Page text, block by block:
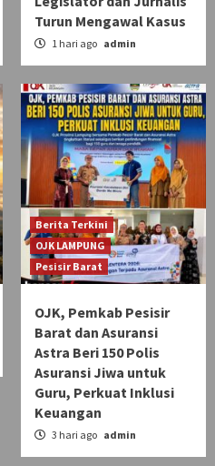
Turun Mengawal Kasus
1 hari ago admin
Berita Terkini
OJK LAMPUNG
Pesisir Barat
OJK, Pemkab Pesisir
Barat dan Asuransi
Astra Beri 150 Polis
Asuransi Jiwa untuk
Guru, Perkuat Inklusi
Keuangan
3 hari ago admin